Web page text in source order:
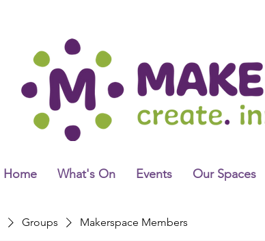
Home What's On Events Our Spaces
Groups Makerspace Members